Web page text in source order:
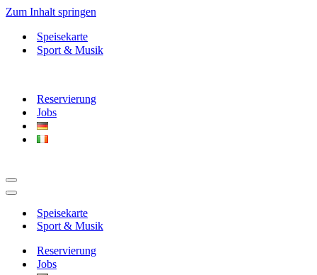
Zum Inhalt springen
Speisekarte
Sport & Musik
Reservierung
Jobs
Navigationsmenü
Navigationsmenü
Speisekarte
Sport & Musik
Reservierung
Jobs